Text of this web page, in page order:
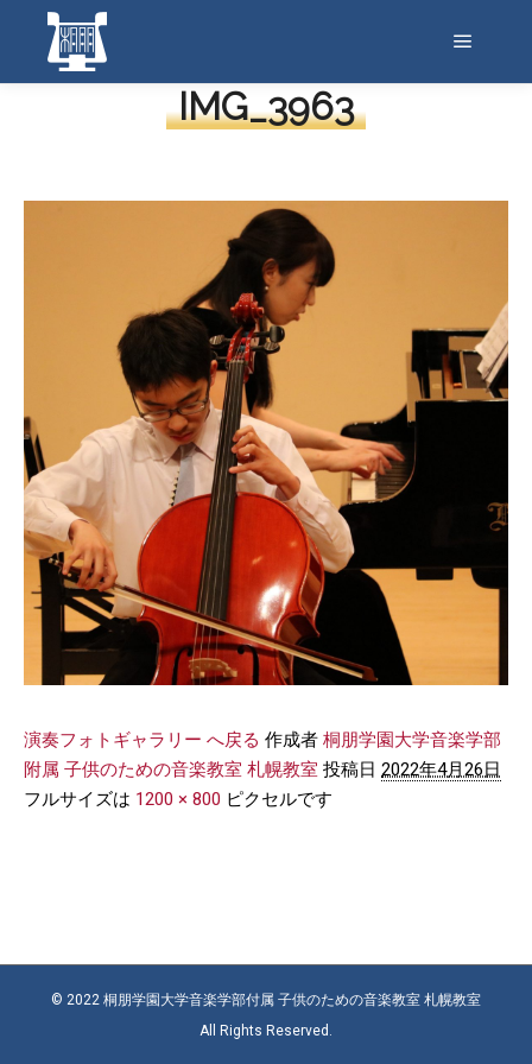
IMG_3963
演奏フォトギャラリー へ戻る 作成者 桐朋学園大学音楽学部
附属 子供のための音楽教室 札幌教室 投稿日 2022年4月26日
フルサイズは 1200 × 800 ピクセルです
© 2022 桐朋学園大学音楽学部付属 子供のための音楽教室 札幌教室
All Rights Reserved.